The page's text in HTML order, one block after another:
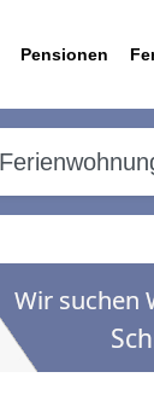
Pensionen